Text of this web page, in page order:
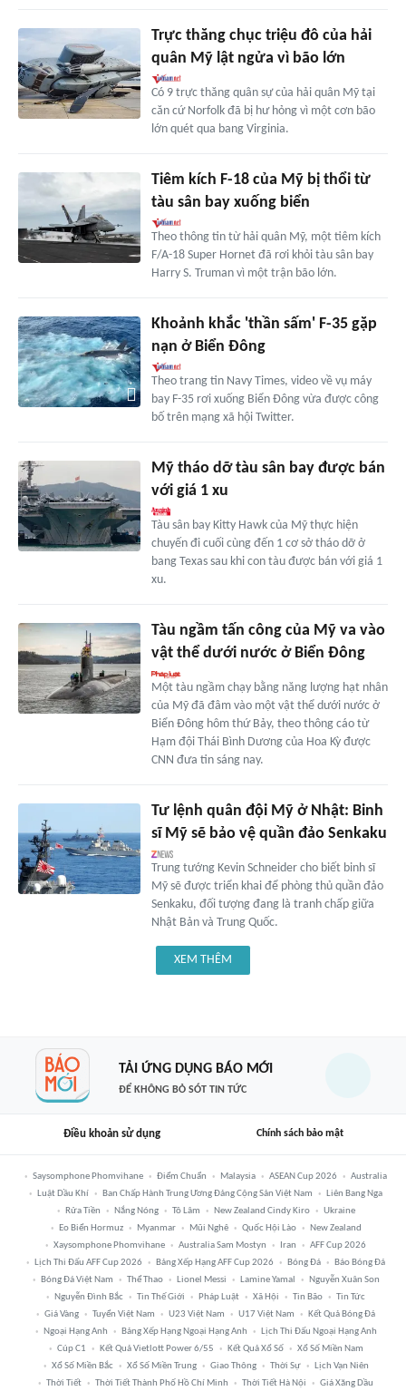
Trực thăng chục triệu đô của hải
quân Mỹ lật ngửa vì bão lớn
Có 9 trực thăng quân sự của hải quân Mỹ tại
căn cứ Norfolk đã bị hư hỏng vì một cơn bão
lớn quét qua bang Virginia.
Tiêm kích F-18 của Mỹ bị thổi từ
tàu sân bay xuống biển
Theo thông tin từ hải quân Mỹ, một tiêm kích
F/A-18 Super Hornet đã rơi khỏi tàu sân bay
Harry S. Truman vì một trận bão lớn.
Khoảnh khắc 'thần sấm' F-35 gặp
nạn ở Biển Đông
Theo trang tin Navy Times, video về vụ máy
bay F-35 rơi xuống Biển Đông vừa được công
bố trên mạng xã hội Twitter.
Mỹ tháo dỡ tàu sân bay được bán
với giá 1 xu
Tàu sân bay Kitty Hawk của Mỹ thực hiện
chuyến đi cuối cùng đến 1 cơ sở tháo dỡ ở
bang Texas sau khi con tàu được bán với giá 1
xu.
Tàu ngầm tấn công của Mỹ va vào
vật thể dưới nước ở Biển Đông
Một tàu ngầm chạy bằng năng lượng hạt nhân
của Mỹ đã đâm vào một vật thể dưới nước ở
Biển Đông hôm thứ Bảy, theo thông cáo từ
Hạm đội Thái Bình Dương của Hoa Kỳ được
CNN đưa tin sáng nay.
Tư lệnh quân đội Mỹ ở Nhật: Binh
sĩ Mỹ sẽ bảo vệ quần đảo Senkaku
Trung tướng Kevin Schneider cho biết binh sĩ
Mỹ sẽ được triển khai để phòng thủ quần đảo
Senkaku, đối tượng đang là tranh chấp giữa
Nhật Bản và Trung Quốc.
XEM THÊM
TẢI ỨNG DỤNG BÁO MỚI
ĐỂ KHÔNG BỎ SÓT TIN TỨC
Điều khoản sử dụng Chính sách bảo mật
Saysomphone Phomvihane Điểm Chuẩn Malaysia ASEAN Cup 2026
Australia
Luật Dầu Khí
Ban Chấp Hành Trung Ương Đảng Cộng Sản Việt Nam
Liên Bang Nga
Rửa Tiền
Nắng Nóng Tô Lâm New Zealand Cindy Kiro
Ukraine
Eo Biển Hormuz
Myanmar Mũi Nghê Quốc Hội Lào
New Zealand
Xaysomphone Phomvihane
Australia Sam Mostyn Iran
AFF Cup 2026
Lịch Thi Đấu AFF Cup 2026
Bảng Xếp Hạng AFF Cup 2026 Bóng Đá
Báo Bóng Đá
Bóng Đá Việt Nam
Thể Thao Lionel Messi Lamine Yamal
Nguyễn Xuân Son
Nguyễn Đình Bắc
Tin Thế Giới Pháp Luật Xã Hội Tin Bão
Tin Tức
Giá Vàng
Tuyển Việt Nam U23 Việt Nam U17 Việt Nam
Kết Quả Bóng Đá
Ngoại Hạng Anh
Bảng Xếp Hạng Ngoại Hạng Anh
Lịch Thi Đấu Ngoại Hạng Anh
Cúp C1
Kết Quả Vietlott Power 6/55 Kết Quả Xổ Số
Xổ Số Miền Nam
Xổ Số Miền Bắc
Xổ Số Miền Trung Giao Thông Thời Sự
Lịch Vạn Niên
Thời Tiết
Thời Tiết Thành Phố Hồ Chí Minh Thời Tiết Hà Nội Giá Xăng Dầu